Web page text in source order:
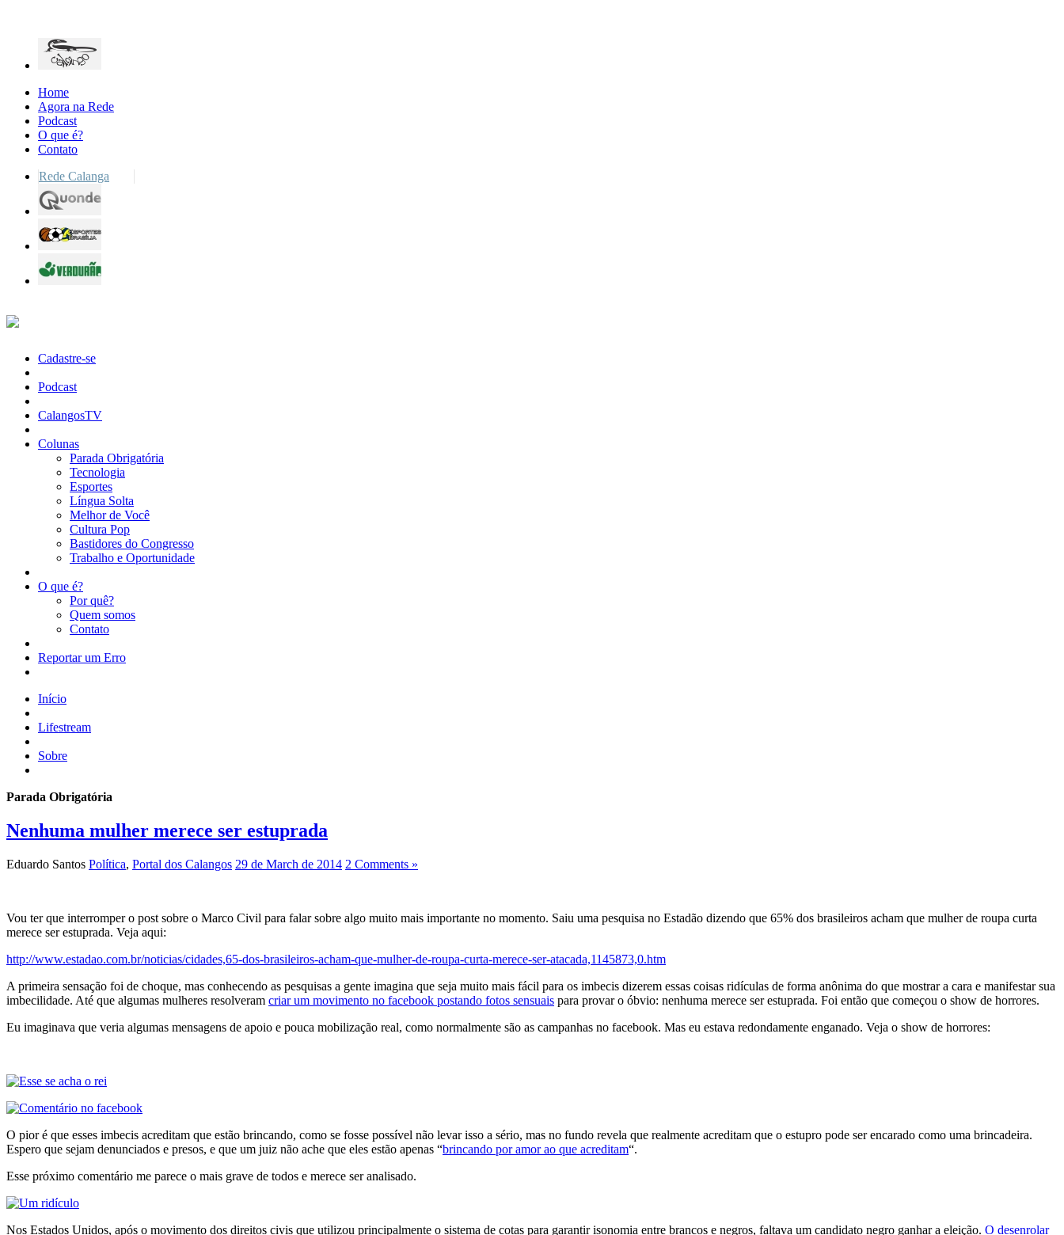
Home
Agora na Rede
Podcast
O que é?
Contato
Rede Calanga
Cadastre-se
Podcast
CalangosTV
Colunas
Parada Obrigatória
Tecnologia
Esportes
Língua Solta
Melhor de Você
Cultura Pop
Bastidores do Congresso
Trabalho e Oportunidade
O que é?
Por quê?
Quem somos
Contato
Reportar um Erro
Início
Lifestream
Sobre
Parada Obrigatória
Nenhuma mulher merece ser estuprada
Eduardo Santos Política, Portal dos Calangos 29 de March de 2014 2 Comments »
Vou ter que interromper o post sobre o Marco Civil para falar sobre algo muito mais importante no momento. Saiu uma pesquisa no Estadão dizendo que 65% dos brasileiros acham que mulher de roupa curta
merece ser estuprada. Veja aqui:
http://www.estadao.com.br/noticias/cidades,65-dos-brasileiros-acham-que-mulher-de-roupa-curta-merece-ser-atacada,1145873,0.htm
A primeira sensação foi de choque, mas conhecendo as pesquisas a gente imagina que seja muito mais fácil para os imbecis dizerem essas coisas ridículas de forma anônima do que mostrar a cara e manifestar sua
imbecilidade. Até que algumas mulheres resolveram criar um movimento no facebook postando fotos sensuais para provar o óbvio: nenhuma merece ser estuprada. Foi então que começou o show de horrores.
Eu imaginava que veria algumas mensagens de apoio e pouca mobilização real, como normalmente são as campanhas no facebook. Mas eu estava redondamente enganado. Veja o show de horrores:
O pior é que esses imbecis acreditam que estão brincando, como se fosse possível não levar isso a sério, mas no fundo revela que realmente acreditam que o estupro pode ser encarado como uma brincadeira.
Espero que sejam denunciados e presos, e que um juiz não ache que eles estão apenas “brincando por amor ao que acreditam“.
Esse próximo comentário me parece o mais grave de todos e merece ser analisado.
Nos Estados Unidos, após o movimento dos direitos civis que utilizou principalmente o sistema de cotas para garantir isonomia entre brancos e negros, faltava um candidato negro ganhar a eleição. O desenrolar